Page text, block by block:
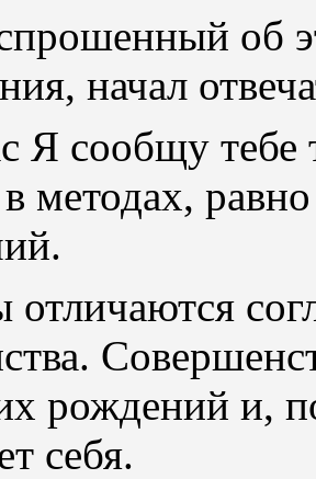
об
начал
Я сообщу тебе
методах,
рождений и,
себя.